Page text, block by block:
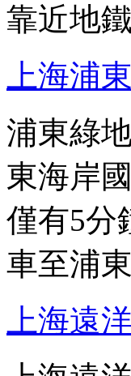
靠近地
上海浦
浦東綠
東海岸
僅有5分
車至浦
上海遠